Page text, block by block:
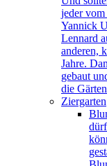
jeder
Yannick
Lennard
anderen,
Jahre.
gebaut
die
Ziergarten